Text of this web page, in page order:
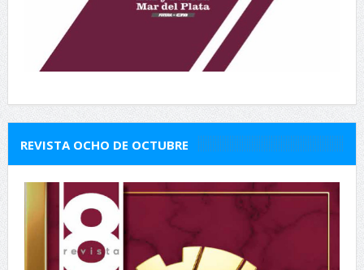
REVISTA OCHO DE OCTUBRE